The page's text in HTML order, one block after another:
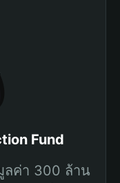
Fund
ลค่า 300 ล้าน